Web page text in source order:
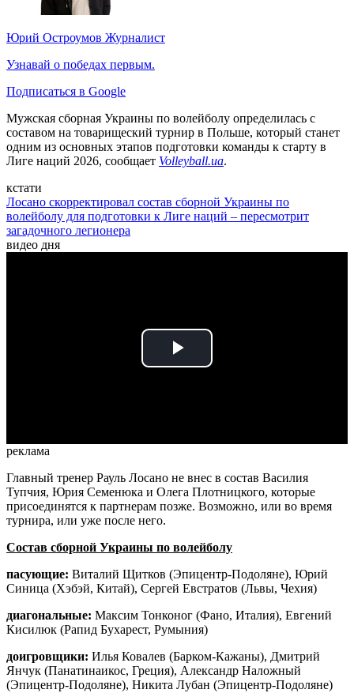
Юрий Остроумов Журналист
Узнавай о победах первым.
Подписаться в Google
Мужская сборная Украины по волейболу определилась с
составом на товарищеский турнир в Польше, который станет
одним из основных этапов подготовки команды к старту в
Лиге наций 2026, сообщает Volleyball.ua.
кстати
Лосано скорректировал состав сборной Украины по
волейболу для подготовки к Лиге наций – пересмотрит
загадочного легионера
видео дня
Play
реклама
Главный тренер Рауль Лосано не внес в состав Василия
Тупчия, Юрия Семенюка и Олега Плотницкого, которые
присоединятся к партнерам позже. Возможно, или во время
турнира, или уже после него.
Состав сборной Украины по волейболу
пасующие: Виталий Щитков (Эпицентр-Подоляне), Юрий
Синица (Хэбэй, Китай), Сергей Евстратов (Львы, Чехия)
диагональные: Максим Тонконог (Фано, Италия), Евгений
Кисилюк (Рапид Бухарест, Румыния)
доигровщики: Илья Ковалев (Барком-Кажаны), Дмитрий
Янчук (Панатинаикос, Греция), Александр Наложный
(Эпицентр-Подоляне), Никита Лубан (Эпицентр-Подоляне)